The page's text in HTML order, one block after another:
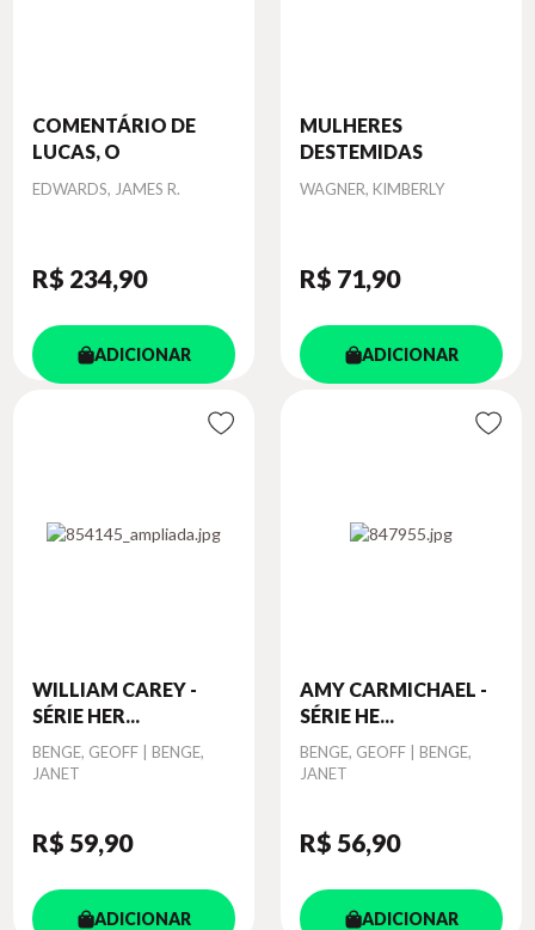
COMENTÁRIO DE
LUCAS, O
Autor
EDWARDS, JAMES R.
R$ 234,90
ADICIONAR
MULHERES
DESTEMIDAS
Autor
WAGNER, KIMBERLY
R$ 71,90
ADICIONAR
WILLIAM CAREY -
SÉRIE HER...
Autor
BENGE, GEOFF | BENGE,
JANET
R$ 59,90
ADICIONAR
AMY CARMICHAEL -
SÉRIE HE...
Autor
BENGE, GEOFF | BENGE,
JANET
R$ 56,90
ADICIONAR